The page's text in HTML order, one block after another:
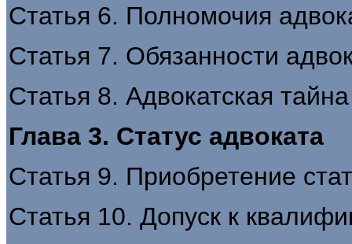
Статья 6. Полномочия
Статья 7. Обязанности
Статья 8. Адвокатская тайна
Глава 3. Статус адвоката
Статья 9. Приобретение
Статья 10. Допуск к